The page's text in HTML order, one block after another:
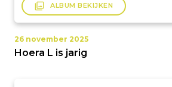
filter ALBUM BEKIJKEN
26 november 2025
Hoera L is jarig